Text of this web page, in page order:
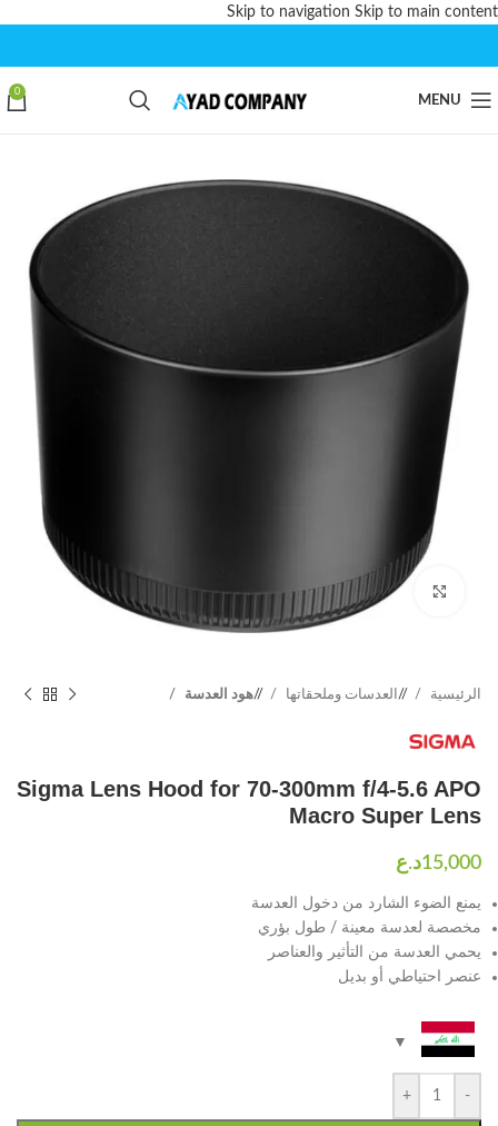
Skip to navigation Skip to main content
MENU
0
Click to enlarge
الرئيسية / العدسات وملحقاتها / هود العدسة
Sigma Lens Hood for 70-300mm f/4-5.6 APO
Macro Super Lens
يمنع الضوء الشارد من دخول العدسة
مخصصة لعدسة معينة / طول بؤري
يحمي العدسة من التأثير والعناصر
عنصر احتياطي أو بديل
-
+